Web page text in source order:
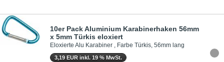
10er Pack Aluminium Karabinerhaken 56mm
x 5mm Türkis eloxiert
Eloxierte Alu Karabiner , Farbe Türkis, 56mm lang
3,19 EUR inkl. 19 % MwSt.